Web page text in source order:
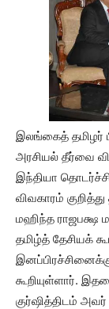
இலங்கைத் தமிழர்
அரசியல் தீர்வை
இந்தியா
விவகாரம்
மஹிந்த ராஜபக்ஷ
தமிழ்த் தேசியக்
கூறியுள்ளார்.
குர்ஷித்திடம்